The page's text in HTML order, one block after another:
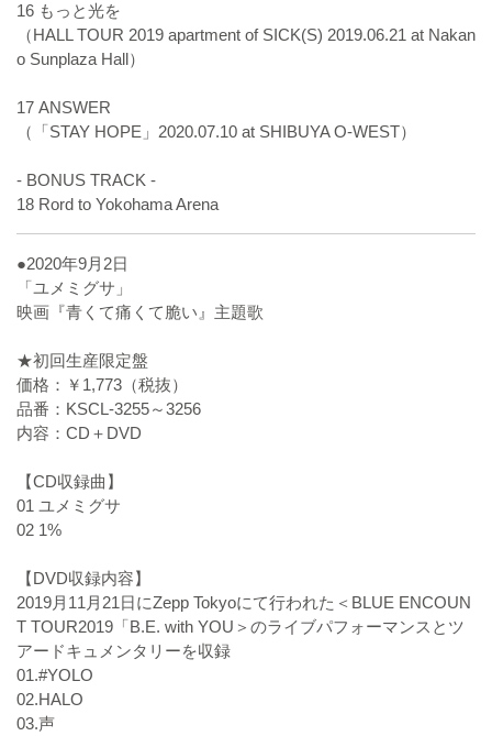
16 もっと光を
（HALL TOUR 2019 apartment of SICK(S) 2019.06.21 at Nakan
o Sunplaza Hall）
17 ANSWER
（「STAY HOPE」2020.07.10 at SHIBUYA O-WEST）
- BONUS TRACK -
18 Rord to Yokohama Arena
●2020年9月2日
「ユメミグサ」
映画『青くて痛くて脆い』主題歌
★初回生産限定盤
価格：￥1,773（税抜）
品番：KSCL-3255～3256
内容：CD＋DVD
【CD収録曲】
01 ユメミグサ
02 1%
【DVD収録内容】
2019月11月21日にZepp Tokyoにて行われた＜BLUE ENCOUN
T TOUR2019「B.E. with YOU＞のライブパフォーマンスとツ
アードキュメンタリーを収録
01.#YOLO
02.HALO
03.声